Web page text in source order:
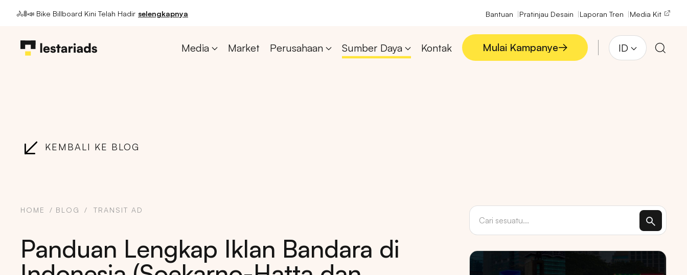
🚴🚦📣 Bike Billboard Kini Telah Hadir selengkapnya Bantuan Pratinjau Desain Laporan Tren Media Kit
Media Market Perusahaan Sumber Daya Kontak
Mulai Kampanye
Mulai Kampanye
ID
KEMBALI KE BLOG
HOME BLOG TRANSIT AD
Panduan Lengkap Iklan Bandara di